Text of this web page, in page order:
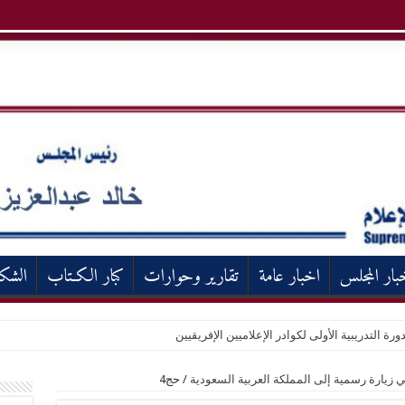
المجلس اخبار عامة تقارير وحوارات كبار الكـتاب
التدريبية الأولى لكوادر الإعلاميين الإفريقيين
رسمية إلى المملكة العربية السعودية / حج4